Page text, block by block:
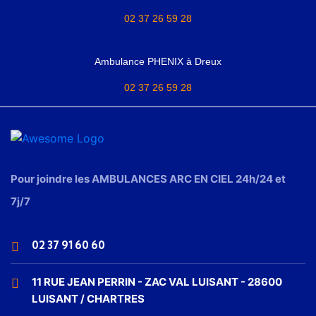
02 37 26 59 28
Ambulance PHENIX à Dreux
02 37 26 59 28
Pour joindre les AMBULANCES ARC EN CIEL 24h/24 et
7j/7
02 37 91 60 60
11 RUE JEAN PERRIN - ZAC VAL LUISANT - 28600
LUISANT / CHARTRES